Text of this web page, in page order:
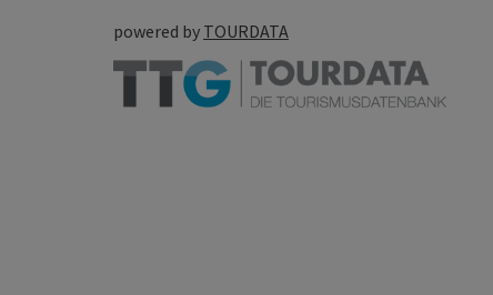
powered by TOURDATA